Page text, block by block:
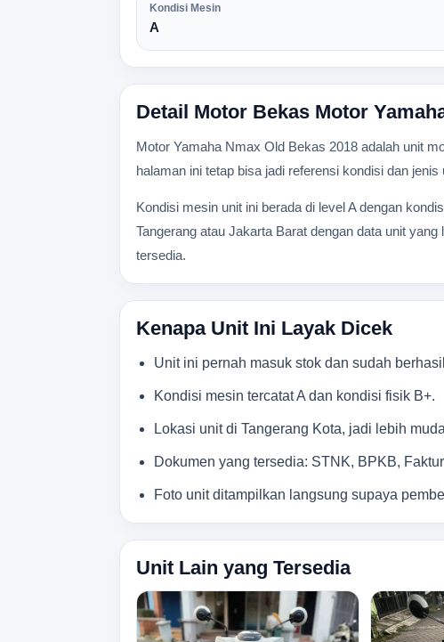
Kondisi Mesin
A
Detail Motor Bekas Motor
Motor Yamaha Nmax Old Bekas 2018 adalah unit
halaman ini tetap bisa jadi referensi kondisi dan
Kondisi mesin unit ini berada di level A dengan
Tangerang atau Jakarta Barat dengan data unit
tersedia.
Kenapa Unit Ini Layak Dicek
Unit ini pernah masuk stok dan sudah
Kondisi mesin tercatat A dan kondisi fisik B+.
Lokasi unit di Tangerang Kota, jadi lebih
Dokumen yang tersedia: STNK, BPKB,
Foto unit ditampilkan langsung supaya
Unit Lain yang Tersedia